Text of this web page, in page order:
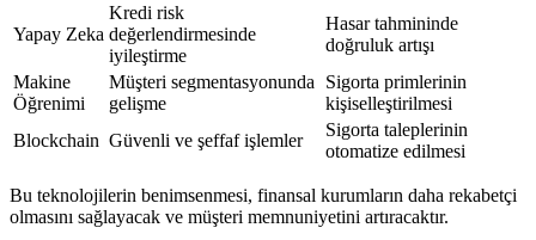
Yapay Zeka
Kredi risk
değerlendirmesinde
iyileştirme
Hasar tahmininde
doğruluk artışı
Makine
Öğrenimi
Müşteri segmentasyonunda
gelişme
Sigorta primlerinin
kişiselleştirilmesi
Blockchain Güvenli ve şeffaf işlemler
Sigorta taleplerinin
otomatize edilmesi
Bu teknolojilerin benimsenmesi, finansal kurumların daha rekabetçi
olmasını sağlayacak ve müşteri memnuniyetini artıracaktır.